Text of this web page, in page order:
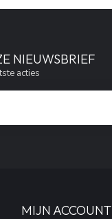
NIEUWSBRIEF
acties
MIJN ACCOUNT